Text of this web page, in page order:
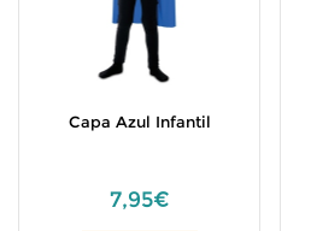
Capa Azul Infantil
7,95€